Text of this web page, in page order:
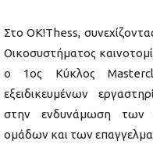
Στο OK!Thess,
Οικοσυστήματος
ο 1ος Κύκλος
εξειδικευμένων
στην ενδυνάμωση
ομάδων και των